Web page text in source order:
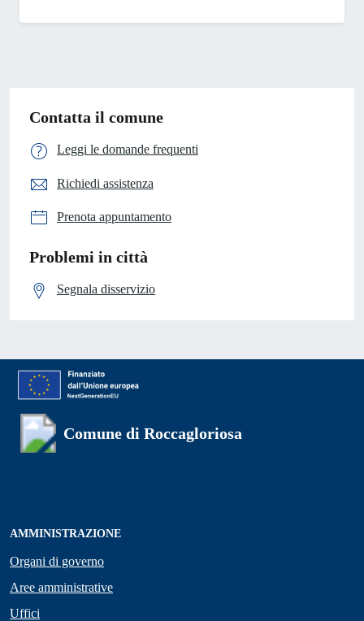
Contatta il comune
Leggi le domande frequenti
Richiedi assistenza
Prenota appuntamento
Problemi in città
Segnala disservizio
Comune di Roccagloriosa
AMMINISTRAZIONE
Organi di governo
Aree amministrative
Uffici